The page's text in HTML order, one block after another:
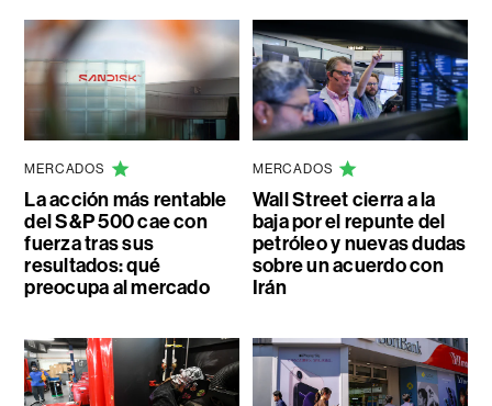
MERCADOS
La acción más rentable
del S&P 500 cae con
fuerza tras sus
resultados: qué
preocupa al mercado
MERCADOS
Wall Street cierra a la
baja por el repunte del
petróleo y nuevas dudas
sobre un acuerdo con
Irán